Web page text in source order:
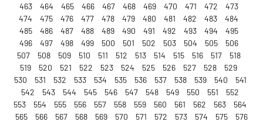
463
464 465 466 467 468 469 470 471 472
473
474
475 476 477 478 479 480 481 482 483
484
485
486 487 488 489 490 491 492 493 494
495
496
497 498 499 500 501 502 503 504 505
506
507
508 509 510 511 512 513 514 515 516 517
518
519
520 521 522 523 524 525 526 527 528
529
530
531 532 533 534 535 536 537 538 539 540
541
542
543 544 545 546 547 548 549 550 551
552
553
554 555 556 557 558 559 560 561 562 563
564
565
566 567 568 569 570 571 572 573 574 575
576